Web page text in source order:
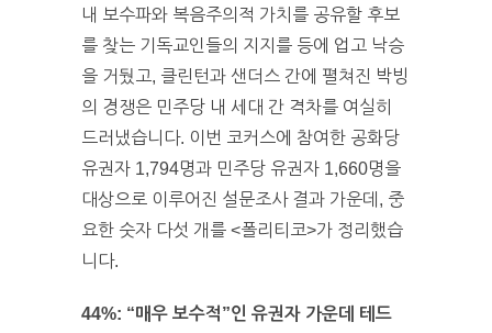
내 보수파와 복음주의적 가치를 공유할 후보
를 찾는 기독교인들의 지지를 등에 업고 낙승
을 거뒀고, 클린턴과 샌더스 간에 펼쳐진 박빙
의 경쟁은 민주당 내 세대 간 격차를 여실히
드러냈습니다. 이번 코커스에 참여한 공화당
유권자 1,794명과 민주당 유권자 1,660명을
대상으로 이루어진 설문조사 결과 가운데, 중
요한 숫자 다섯 개를 <폴리티코>가 정리했습
니다.
44%: “매우 보수적”인 유권자 가운데 테드